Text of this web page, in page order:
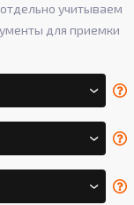
учитываем
для приемки